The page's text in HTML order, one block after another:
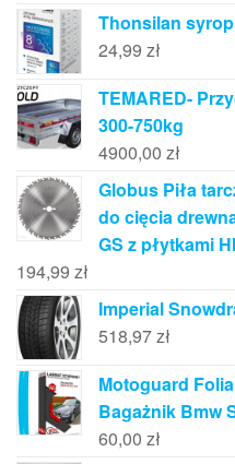
Thonsilan
24,99 zł
TEMARED-
300-750kg
4900,00 zł
Globus Piła
do cięcia
GS z płytkami
194,99 zł
Imperial
518,97zł
Motoguard
Bagażnik Bmw
60,00 zł